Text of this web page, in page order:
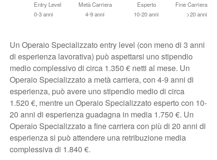
Entry Level
0-3 anni
Metà Carriera
4-9 anni
Esperto
10-20 anni
Fine Carriera
>20 anni
Un Operaio Specializzato entry level (con meno di 3 anni
di esperienza lavorativa) può aspettarsi uno stipendio
medio complessivo di circa 1.350 € netti al mese. Un
Operaio Specializzato a metà carriera, con 4-9 anni di
esperienza, può avere uno stipendio medio di circa
1.520 €, mentre un Operaio Specializzato esperto con 10-
20 anni di esperienza guadagna in media 1.750 €. Un
Operaio Specializzato a fine carriera con più di 20 anni di
esperienza si può attendere una retribuzione media
complessiva di 1.840 €.